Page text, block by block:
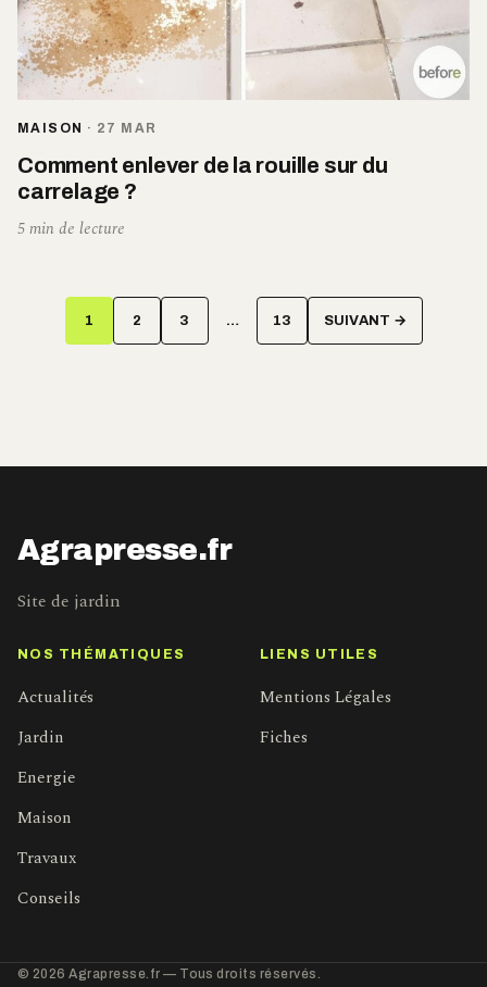
MAISON · 27 MAR
Comment enlever de la rouille sur du
carrelage ?
5 min de lecture
Pagination
des
1 2 3 … 13 SUIVANT →
Agrapresse.fr
Site de jardin
NOS THÉMATIQUES
Actualités
Jardin
Energie
Maison
Travaux
Conseils
LIENS UTILES
Mentions Légales
Fiches
© 2026 Agrapresse.fr — Tous droits réservés.